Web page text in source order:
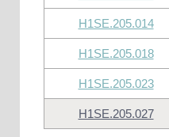
H1SE.205.014
H1SE.205.018
H1SE.205.023
H1SE.205.027